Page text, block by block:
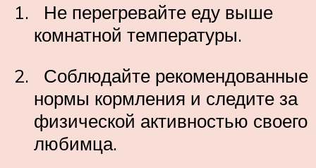
Не перегревайте еду выше
комнатной температуры.
Соблюдайте рекомендованные
нормы кормления и следите за
физической активностью своего
любимца.